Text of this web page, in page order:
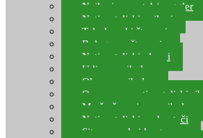
Najloni za match/waggler
Natjecateljski najloni
Teleskopski štapovi
Bolognese štapovi
Natjecateljski plovci
Udice za ribolov
Olovo za ribolov
Oprema za natjecateljski
Mreže čuvarice za ribolov
Natjecateljski podmetači
Sito, posude i kante